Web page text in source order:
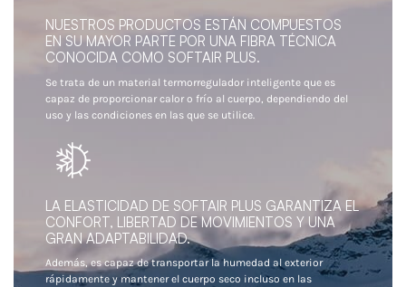
NUESTROS PRODUCTOS ESTÁN COMPUESTOS
EN SU MAYOR PARTE POR UNA FIBRA TÉCNICA
CONOCIDA COMO SOFTAIR PLUS.
Se trata de un material termorregulador inteligente que es
capaz de proporcionar calor o frío al cuerpo, dependiendo del
uso y las condiciones en las que se utilice.
LA ELASTICIDAD DE SOFTAIR PLUS GARANTIZA EL
CONFORT, LIBERTAD DE MOVIMIENTOS Y UNA
GRAN ADAPTABILIDAD.
Además, es capaz de transportar la humedad al exterior
rápidamente y mantener el cuerpo seco incluso en las